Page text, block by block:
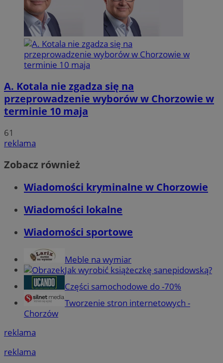
A. Kotala nie zgadza się na
przeprowadzenie wyborów w Chorzowie w
terminie 10 maja
61
reklama
Zobacz również
Wiadomości kryminalne w Chorzowie
Wiadomości lokalne
Wiadomości sportowe
Meble na wymiar
Jak wyrobić książeczkę sanepidowską?
Części samochodowe do -70%
Tworzenie stron internetowych -
Chorzów
reklama
reklama